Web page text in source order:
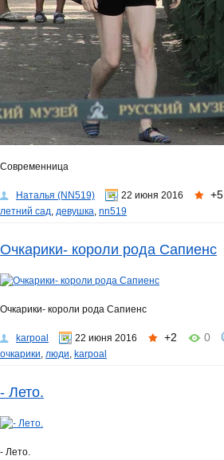
Современница
Наталья (NN519) 22 июня 2016 +5
летний сад, девушка, nn519
Очкарики- короли рода Сапиенс
Очкарики- короли рода Сапиенс
karpoal 22 июня 2016 +2 0
очкарики, люди, karpoal
- Лето.
- Лето.